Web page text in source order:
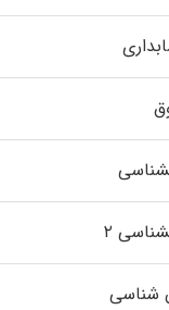
۲
شناسی